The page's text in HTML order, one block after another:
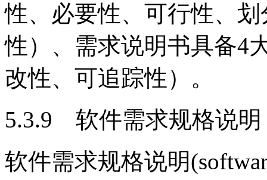
性、必要性、可行性、
性）、需求说明书具备4
改性、可追踪性）。
5.3.9 软件需求规格说明
软件需求规格说明